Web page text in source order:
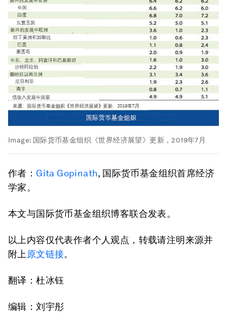
Image: 国际货币基金组织《世界经济展望》更新，2019年7月
作者： Gita Gopinath, 国际货币基金组织首席经济
学家。
本文与国际货币基金组织博客联合发表。
以上内容仅代表作者个人观点，转载请注明来源并
附上原文链接。
翻译：杜冰钰
编辑：刘宇彤